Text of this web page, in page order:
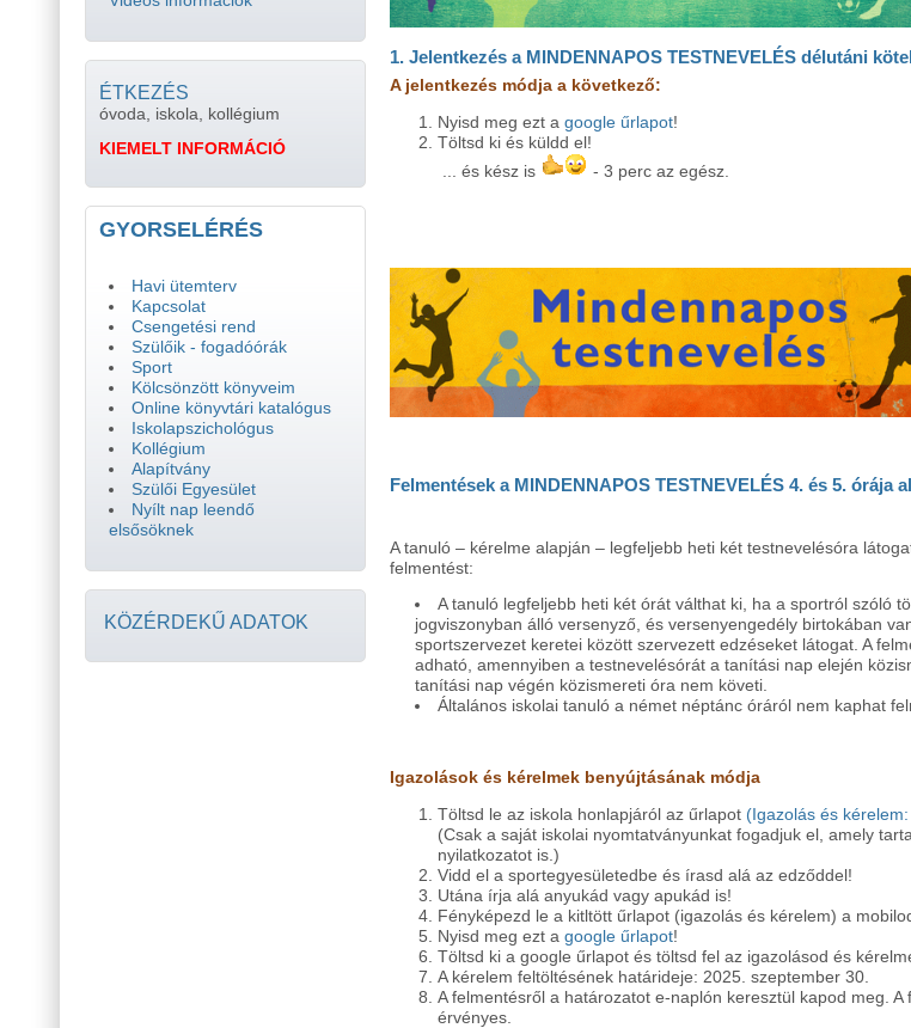
ÉTKEZÉS
óvoda, iskola, kollégium
KIEMELT INFORMÁCIÓ
GYORSELÉRÉS
Havi ütemterv
Kapcsolat
Csengetési rend
Szülőik - fogadóórák
Sport
Kölcsönzött könyveim
Online könyvtári katalógus
Iskolapszichológus
Kollégium
Alapítvány
Szülői Egyesület
Nyílt nap leendő
elsősöknek
KÖZÉRDEKŰ ADATOK
1. Jelentkezés a MINDENNAPOS TESTNEVELÉS délutáni
A jelentkezés módja a következő:
Nyisd meg ezt a google űrlapot!
Töltsd ki és küldd el!
... és kész is
- 3 perc az egész.
Felmentések a MINDENNAPOS TESTNEVELÉS 4. és 5. órája
A tanuló – kérelme alapján – legfeljebb heti két testnevelésóra
felmentést:
A tanuló legfeljebb heti két órát válthat ki, ha a sportról szóló
jogviszonyban álló versenyző, és versenyengedély birtokában
sportszervezet keretei között szervezett edzéseket látogat. A
adható, amennyiben a testnevelésórát a tanítási nap elején
tanítási nap végén közismereti óra nem követi.
Általános iskolai tanuló a német néptánc óráról nem kaphat
Igazolások és kérelmek benyújtásának módja
Töltsd le az iskola honlapjáról az űrlapot (Igazolás és
(Csak a saját iskolai nyomtatványunkat fogadjuk el, amely
nyilatkozatot is.)
Vidd el a sportegyesületedbe és írasd alá az edződdel!
Utána írja alá anyukád vagy apukád is!
Fényképezd le a kitltött űrlapot (igazolás és kérelem) a
Nyisd meg ezt a google űrlapot!
Töltsd ki a google űrlapot és töltsd fel az igazolásod és
A kérelem feltöltésének határideje: 2025. szeptember 30.
A felmentésről a határozatot e-naplón keresztül kapod meg.
érvényes.